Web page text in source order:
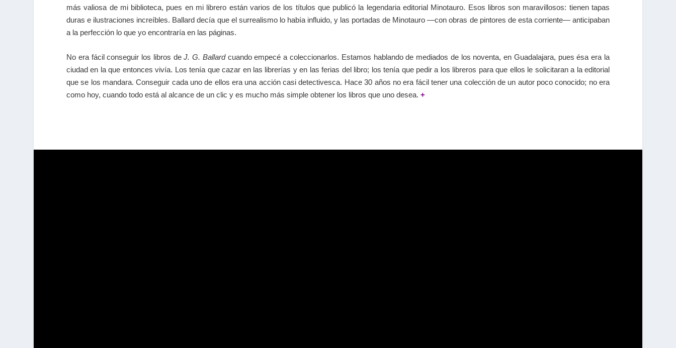
más valiosa de mi biblioteca, pues en mi librero están varios de los títulos que publicó la legendaria editorial Minotauro. Esos libros son maravillosos: tienen tapas
duras e ilustraciones increíbles. Ballard decía que el surrealismo lo había influido, y las portadas de Minotauro —con obras de pintores de esta corriente— anticipaban
a la perfección lo que yo encontraría en las páginas.
No era fácil conseguir los libros deJ. G. Ballardcuando empecé a coleccionarlos. Estamos hablando de mediados de los noventa, en Guadalajara, pues ésa era la
ciudad en la que entonces vivía. Los tenía que cazar en las librerías y en las ferias del libro; los tenía que pedir a los libreros para que ellos le solicitaran a la editorial
que se los mandara. Conseguir cada uno de ellos era una acción casi detectivesca. Hace 30 años no era fácil tener una colección de un autor poco conocido; no era
como hoy, cuando todo está al alcance de un clic y es mucho más simple obtener los libros que uno desea. +